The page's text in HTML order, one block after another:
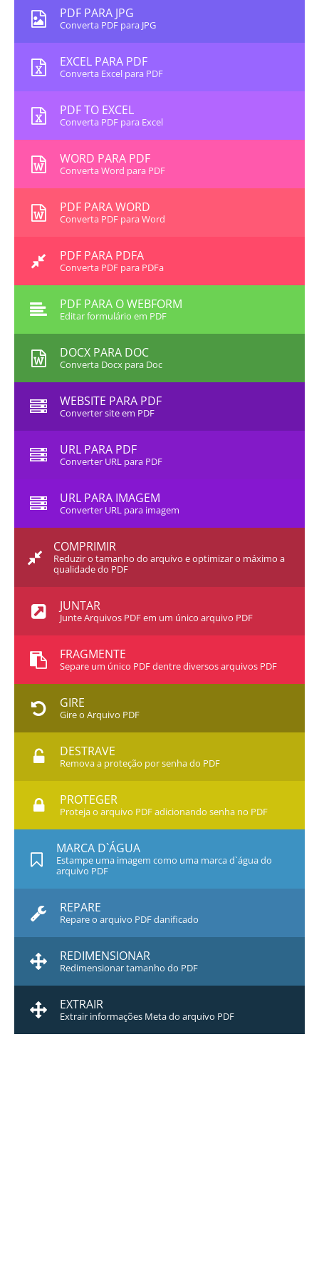
PDF PARA JPG
Converta PDF para JPG
EXCEL PARA PDF
Converta Excel para PDF
PDF TO EXCEL
Converta PDF para Excel
WORD PARA PDF
Converta Word para PDF
PDF PARA WORD
Converta PDF para Word
PDF PARA PDFA
Converta PDF para PDFa
PDF PARA O WEBFORM
Editar formulário em PDF
DOCX PARA DOC
Converta Docx para Doc
WEBSITE PARA PDF
Converter site em PDF
URL PARA PDF
Converter URL para PDF
URL PARA IMAGEM
Converter URL para imagem
COMPRIMIR
Reduzir o tamanho do arquivo e optimizar o máximo a
qualidade do PDF
JUNTAR
Junte Arquivos PDF em um único arquivo PDF
FRAGMENTE
Separe um único PDF dentre diversos arquivos PDF
GIRE
Gire o Arquivo PDF
DESTRAVE
Remova a proteção por senha do PDF
PROTEGER
Proteja o arquivo PDF adicionando senha no PDF
MARCA D`ÁGUA
Estampe uma imagem como uma marca d`água do
arquivo PDF
REPARE
Repare o arquivo PDF danificado
REDIMENSIONAR
Redimensionar tamanho do PDF
EXTRAIR
Extrair informações Meta do arquivo PDF